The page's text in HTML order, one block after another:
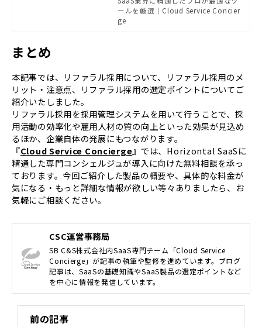
どの定型業務を効率化し、採用デー
タの可視化・分析など、より本質的で
効果的な採用活動に時間を割けるよ
ールを厳選｜Cloud Service Concier
ge
まとめ
本記事では、リファラル採用について、リファラル採用のメ
リット・注意点、リファラル採用の選定ポイントについてご
紹介いたしました。
リファラル採用を採用管理システムを用いて行うことで、採
用活動の効率化や雇用人材の質の向上といった効果が見込め
るほか、企業自体の発展にもつながります。
『Cloud Service Concierge』では、Horizontal SaaSに
精通した専門コンシェルジュが導入に向けた無料相談を承っ
ております。今回ご紹介した製品の概要や、具体的な料金が
気になる・もっと詳細な情報が欲しい等々ありましたら、お
気軽にご相談ください。
CSC運営事務局
SB C&S株式会社内SaaS専門チーム「Cloud Service
Concierge」が記事の執筆や監修を進めています。ブログ
記事は、SaaSの基礎知識やSaaS製品の選定ポイントなど
を中心に情報を発信しています。
前の記事